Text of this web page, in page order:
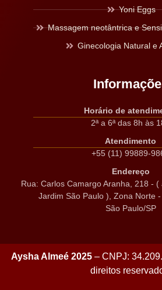
Yoni Eggs
Massagem neotântrica e
Ginecologia Natural e
Horário de
2ª a 6ª das 8h às
Atendimento
+55 (11) 99889-
Endereço
Rua: Carlos Camargo Aranha, 218 -
Jardim São Paulo ), Zona Norte
São Paulo/SP
Aysha Almeé 2025 – CNPJ:
direitos